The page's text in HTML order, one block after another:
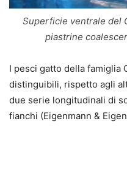
Superficie ventrale del
piastrine
I pesci gatto della famiglia
distinguibili, rispetto agli
due serie longitudinali di
fianchi (Eigenmann &